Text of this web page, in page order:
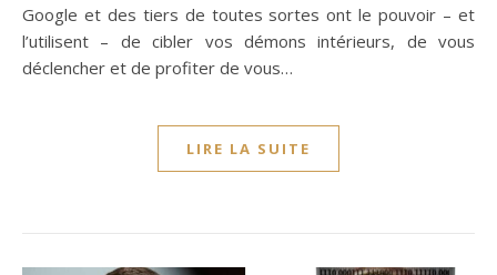
Google et des tiers de toutes sortes ont le pouvoir – et
l’utilisent – de cibler vos démons intérieurs, de vous
déclencher et de profiter de vous…
LIRE LA SUITE